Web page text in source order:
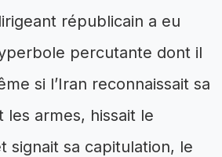
républicain a eu
percutante dont il
si l’Iran reconnaissait sa
les armes, hissait le
signait sa capitulation, le